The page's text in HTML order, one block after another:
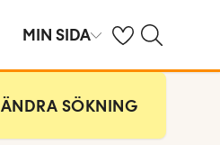
MIN SIDA Se dina sparade
Sök på ving.se
ÄNDRA SÖKNING